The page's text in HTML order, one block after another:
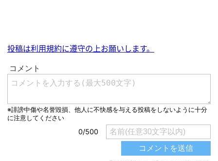
投稿は利用規約に遵守の上お願いします。